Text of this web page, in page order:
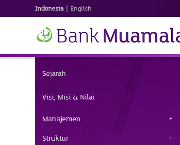
Indonesia | English
Sejarah
Visi, Misi & Nilai
Manajemen
Struktur